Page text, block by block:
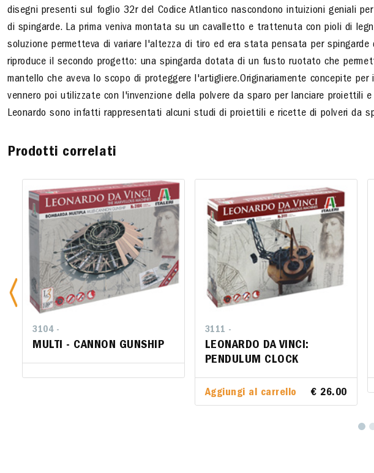
disegni presenti sul foglio 32r del Codice Atlantico nascondono intuizioni geniali
di spingarde. La prima veniva montata su un cavalletto e trattenuta con pioli di
soluzione permetteva di variare l'altezza di tiro ed era stata pensata per spingarde
riproduce il secondo progetto: una spingarda dotata di un fusto ruotato che
mantello che aveva lo scopo di proteggere l'artigliere.Originariamente concepite
vennero poi utilizzate con l'invenzione della polvere da sparo per lanciare proiettili
Leonardo sono infatti rappresentati alcuni studi di proiettili e ricette di polveri da
Prodotti correlati
3104 -
MULTI - CANNON GUNSHIP
3111 -
LEONARDO DA VINCI:
PENDULUM CLOCK
Aggiungi al carrello € 26.00
3111 -
LEONARDO DA VINCI:
PENDULUM CLOCK
Aggiungi al carrello € 26.00